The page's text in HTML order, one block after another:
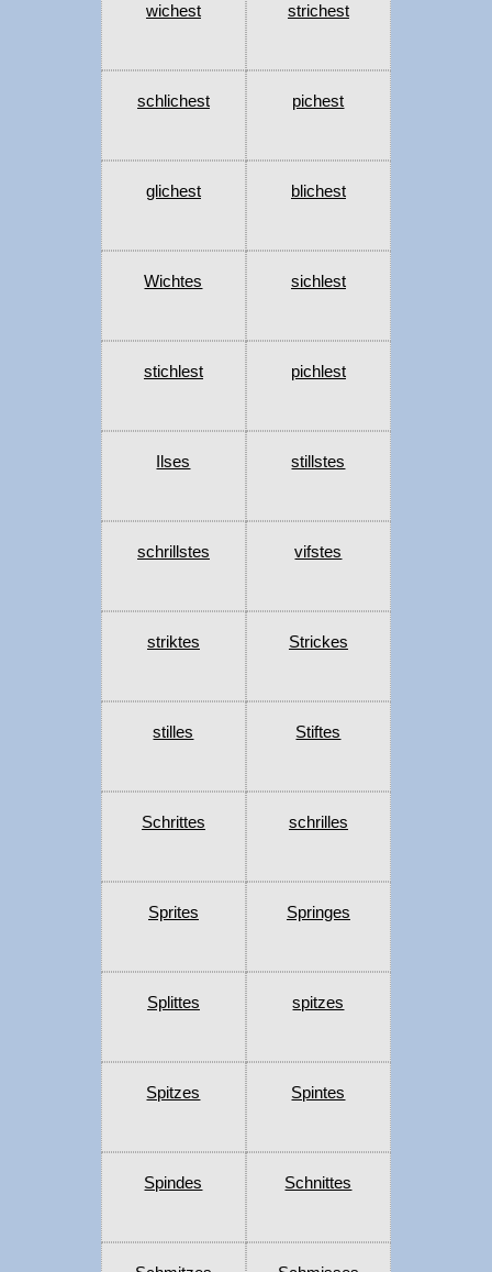
wichest strichest
schlichest pichest
glichest blichest
Wichtes sichlest
stichlest pichlest
Ilses stillstes
schrillstes vifstes
striktes Strickes
stilles Stiftes
Schrittes schrilles
Sprites Springes
Splittes spitzes
Spitzes Spintes
Spindes Schnittes